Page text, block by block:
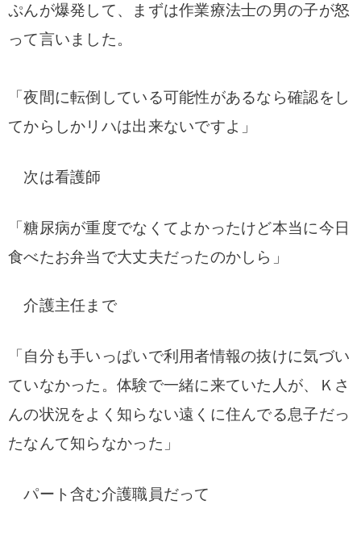
ぷんが爆発して、まずは作業療法士の男の子が怒
って言いました。
「夜間に転倒している可能性があるなら確認をし
てからしかリハは出来ないですよ」
次は看護師
「糖尿病が重度でなくてよかったけど本当に今日
食べたお弁当で大丈夫だったのかしら」
介護主任まで
「自分も手いっぱいで利用者情報の抜けに気づい
ていなかった。体験で一緒に来ていた人が、Ｋさ
んの状況をよく知らない遠くに住んでる息子だっ
たなんて知らなかった」
パート含む介護職員だって